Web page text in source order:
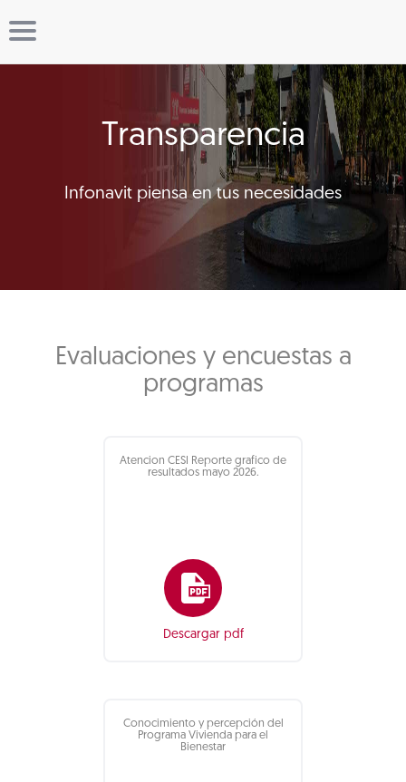
Transparencia
Infonavit piensa en tus necesidades
Evaluaciones y encuestas a
programas
Atencion CESI Reporte grafico de
resultados mayo 2026.
Descargar pdf
Conocimiento y percepción del
Programa Vivienda para el
Bienestar